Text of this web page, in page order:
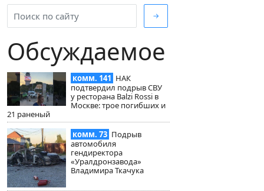
→
Обсуждаемое
комм. 141 НАК
подтвердил подрыв СВУ
у ресторана Balzi Rossi в
Москве: трое погибших и
21 раненый
комм. 73 Подрыв
автомобиля
гендиректора
«Уралдронзавода»
Владимира Ткачука